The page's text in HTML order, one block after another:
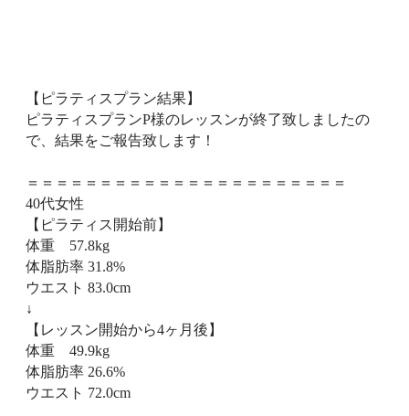
【ピラティスプラン結果】
ピラティスプランP様のレッスンが終了致しましたの
で、結果をご報告致します！
＝＝＝＝＝＝＝＝＝＝＝＝＝＝＝＝＝＝＝＝＝＝
40代女性
【ピラティス開始前】
体重 57.8kg
体脂肪率 31.8%
ウエスト 83.0cm
⁡↓
【レッスン開始から4ヶ月後】
体重 49.9kg
体脂肪率 26.6%
ウエスト 72.0cm